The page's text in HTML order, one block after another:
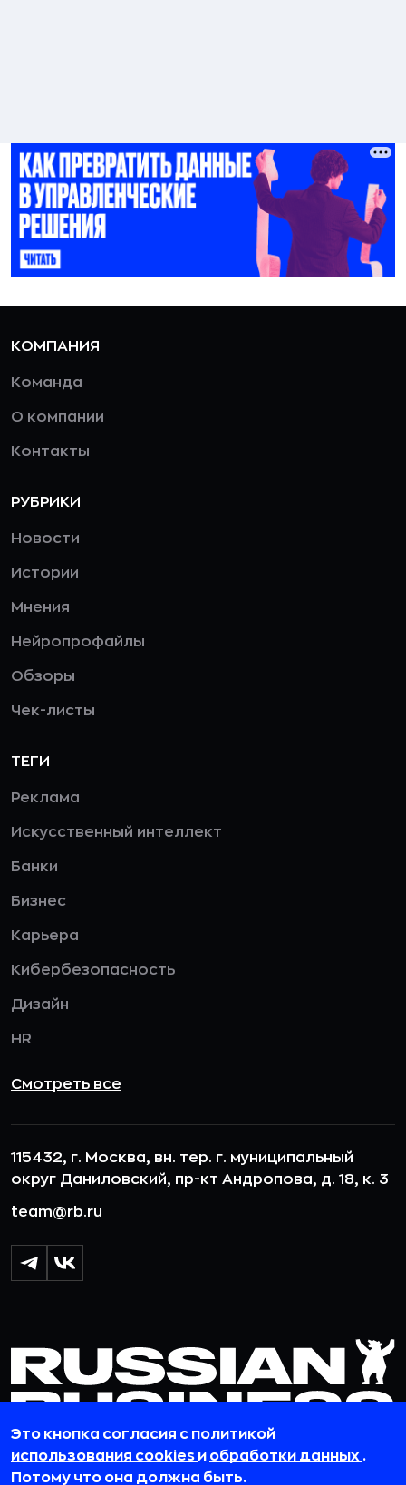
КОМПАНИЯ
Команда
О компании
Контакты
РУБРИКИ
Новости
Истории
Мнения
Нейропрофайлы
Обзоры
Чек-листы
ТЕГИ
Реклама
Искусственный интеллект
Банки
Бизнес
Карьера
Кибербезопасность
Дизайн
HR
Смотреть все
115432, г. Москва, вн. тер. г. муниципальный
округ Даниловский, пр-кт Андропова, д. 18, к. 3
team@rb.ru
© 2012-2026 ООО «РБточкаРУ». ИНН 7729703526, КПП 772501001,
Это кнопка согласия с политикой
использования cookies и обработки данных .
Потому что она должна быть.